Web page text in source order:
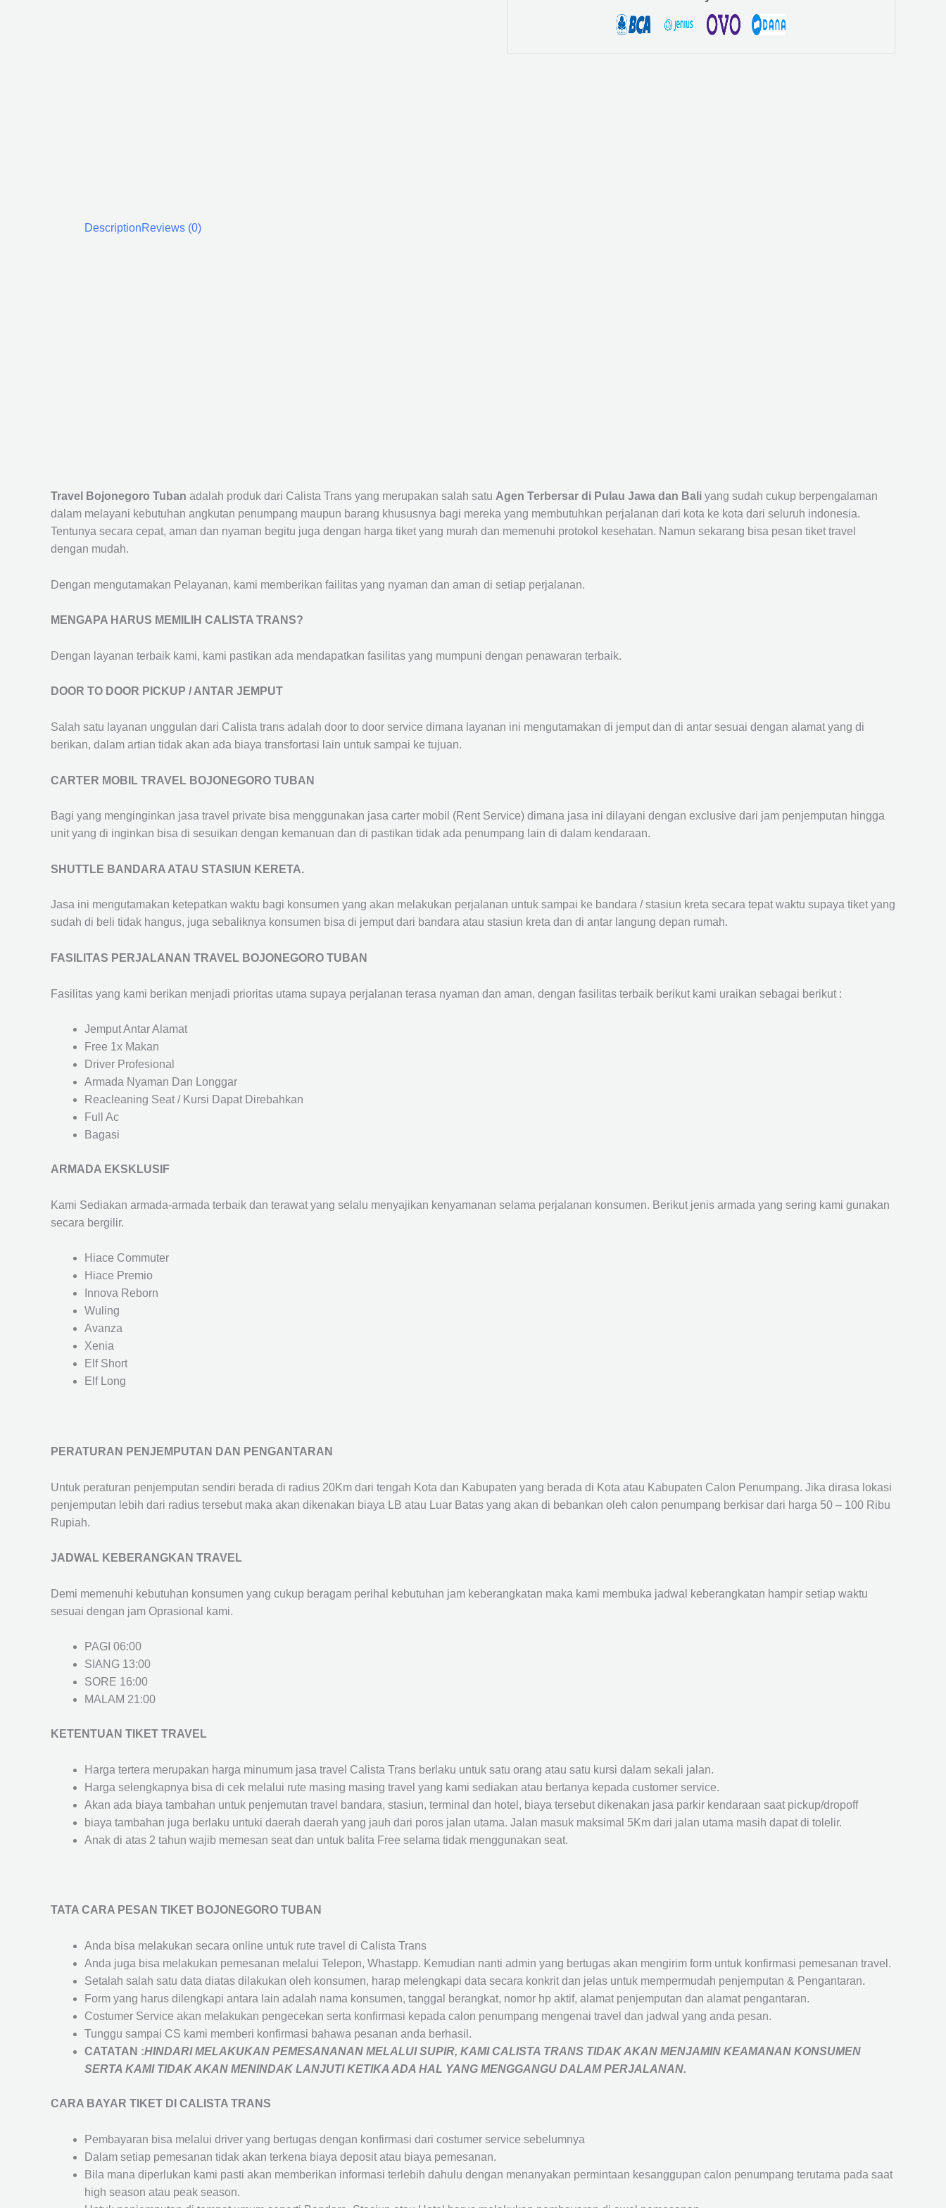
DescriptionReviews (0)
Travel Bojonegoro Tuban adalah produk dari Calista Trans yang merupakan salah satu Agen Terbersar di Pulau Jawa dan Bali yang sudah cukup berpengalaman
dalam melayani kebutuhan angkutan penumpang maupun barang khususnya bagi mereka yang membutuhkan perjalanan dari kota ke kota dari seluruh indonesia.
Tentunya secara cepat, aman dan nyaman begitu juga dengan harga tiket yang murah dan memenuhi protokol kesehatan. Namun sekarang bisa pesan tiket travel
dengan mudah.
Dengan mengutamakan Pelayanan, kami memberikan failitas yang nyaman dan aman di setiap perjalanan.
MENGAPA HARUS MEMILIH CALISTA TRANS?
Dengan layanan terbaik kami, kami pastikan ada mendapatkan fasilitas yang mumpuni dengan penawaran terbaik.
DOOR TO DOOR PICKUP / ANTAR JEMPUT
Salah satu layanan unggulan dari Calista trans adalah door to door service dimana layanan ini mengutamakan di jemput dan di antar sesuai dengan alamat yang di
berikan, dalam artian tidak akan ada biaya transfortasi lain untuk sampai ke tujuan.
CARTER MOBIL TRAVEL BOJONEGORO TUBAN
Bagi yang menginginkan jasa travel private bisa menggunakan jasa carter mobil (Rent Service) dimana jasa ini dilayani dengan exclusive dari jam penjemputan hingga
unit yang di inginkan bisa di sesuikan dengan kemanuan dan di pastikan tidak ada penumpang lain di dalam kendaraan.
SHUTTLE BANDARA ATAU STASIUN KERETA.
Jasa ini mengutamakan ketepatkan waktu bagi konsumen yang akan melakukan perjalanan untuk sampai ke bandara / stasiun kreta secara tepat waktu supaya tiket yang
sudah di beli tidak hangus, juga sebaliknya konsumen bisa di jemput dari bandara atau stasiun kreta dan di antar langung depan rumah.
FASILITAS PERJALANAN TRAVEL BOJONEGORO TUBAN
Fasilitas yang kami berikan menjadi prioritas utama supaya perjalanan terasa nyaman dan aman, dengan fasilitas terbaik berikut kami uraikan sebagai berikut :
Jemput Antar Alamat
Free 1x Makan
Driver Profesional
Armada Nyaman Dan Longgar
Reacleaning Seat / Kursi Dapat Direbahkan
Full Ac
Bagasi
ARMADA EKSKLUSIF
Kami Sediakan armada-armada terbaik dan terawat yang selalu menyajikan kenyamanan selama perjalanan konsumen. Berikut jenis armada yang sering kami gunakan
secara bergilir.
Hiace Commuter
Hiace Premio
Innova Reborn
Wuling
Avanza
Xenia
Elf Short
Elf Long
PERATURAN PENJEMPUTAN DAN PENGANTARAN
Untuk peraturan penjemputan sendiri berada di radius 20Km dari tengah Kota dan Kabupaten yang berada di Kota atau Kabupaten Calon Penumpang. Jika dirasa lokasi
penjemputan lebih dari radius tersebut maka akan dikenakan biaya LB atau Luar Batas yang akan di bebankan oleh calon penumpang berkisar dari harga 50 – 100 Ribu
Rupiah.
JADWAL KEBERANGKAN TRAVEL
Demi memenuhi kebutuhan konsumen yang cukup beragam perihal kebutuhan jam keberangkatan maka kami membuka jadwal keberangkatan hampir setiap waktu
sesuai dengan jam Oprasional kami.
PAGI 06:00
SIANG 13:00
SORE 16:00
MALAM 21:00
KETENTUAN TIKET TRAVEL
Harga tertera merupakan harga minumum jasa travel Calista Trans berlaku untuk satu orang atau satu kursi dalam sekali jalan.
Harga selengkapnya bisa di cek melalui rute masing masing travel yang kami sediakan atau bertanya kepada customer service.
Akan ada biaya tambahan untuk penjemutan travel bandara, stasiun, terminal dan hotel, biaya tersebut dikenakan jasa parkir kendaraan saat pickup/dropoff
biaya tambahan juga berlaku untuki daerah daerah yang jauh dari poros jalan utama. Jalan masuk maksimal 5Km dari jalan utama masih dapat di tolelir.
Anak di atas 2 tahun wajib memesan seat dan untuk balita Free selama tidak menggunakan seat.
TATA CARA PESAN TIKET BOJONEGORO TUBAN
Anda bisa melakukan secara online untuk rute travel di Calista Trans
Anda juga bisa melakukan pemesanan melalui Telepon, Whastapp. Kemudian nanti admin yang bertugas akan mengirim form untuk konfirmasi pemesanan travel.
Setalah salah satu data diatas dilakukan oleh konsumen, harap melengkapi data secara konkrit dan jelas untuk mempermudah penjemputan & Pengantaran.
Form yang harus dilengkapi antara lain adalah nama konsumen, tanggal berangkat, nomor hp aktif, alamat penjemputan dan alamat pengantaran.
Costumer Service akan melakukan pengecekan serta konfirmasi kepada calon penumpang mengenai travel dan jadwal yang anda pesan.
Tunggu sampai CS kami memberi konfirmasi bahawa pesanan anda berhasil.
CATATAN :HINDARI MELAKUKAN PEMESANANAN MELALUI SUPIR, KAMI CALISTA TRANS TIDAK AKAN MENJAMIN KEAMANAN KONSUMEN
SERTA KAMI TIDAK AKAN MENINDAK LANJUTI KETIKA ADA HAL YANG MENGGANGU DALAM PERJALANAN.
CARA BAYAR TIKET DI CALISTA TRANS
Pembayaran bisa melalui driver yang bertugas dengan konfirmasi dari costumer service sebelumnya
Dalam setiap pemesanan tidak akan terkena biaya deposit atau biaya pemesanan.
Bila mana diperlukan kami pasti akan memberikan informasi terlebih dahulu dengan menanyakan permintaan kesanggupan calon penumpang terutama pada saat
high season atau peak season.